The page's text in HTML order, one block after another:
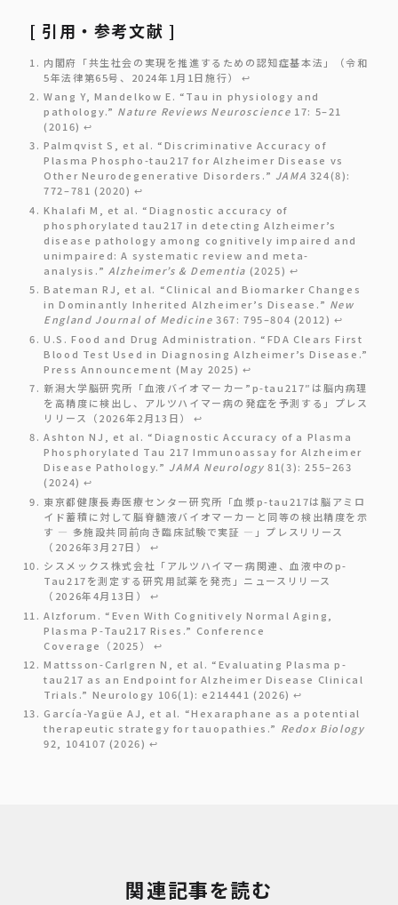
[ 引用・参考文献 ]
内閣府「共生社会の実現を推進するための認知症基本法」（令和
5年法律第65号、2024年1月1日施行）↩︎
Wang Y, Mandelkow E. “Tau in physiology and
pathology.” Nature Reviews Neuroscience 17: 5–21
(2016)↩︎
Palmqvist S, et al. “Discriminative Accuracy of
Plasma Phospho-tau217 for Alzheimer Disease vs
Other Neurodegenerative Disorders.” JAMA 324(8):
772–781 (2020)↩︎
Khalafi M, et al. “Diagnostic accuracy of
phosphorylated tau217 in detecting Alzheimer’s
disease pathology among cognitively impaired and
unimpaired: A systematic review and meta-
analysis.” Alzheimer’s & Dementia (2025) ↩︎
Bateman RJ, et al. “Clinical and Biomarker Changes
in Dominantly Inherited Alzheimer’s Disease.” New
England Journal of Medicine 367: 795–804 (2012)↩︎
U.S. Food and Drug Administration. “FDA Clears First
Blood Test Used in Diagnosing Alzheimer’s Disease.”
Press Announcement (May 2025)↩︎
新潟大学脳研究所「血液バイオマーカー”p-tau217″は脳内病理
を高精度に検出し、アルツハイマー病の発症を予測する」プレス
リリース（2026年2月13日）↩︎
Ashton NJ, et al. “Diagnostic Accuracy of a Plasma
Phosphorylated Tau 217 Immunoassay for Alzheimer
Disease Pathology.” JAMA Neurology 81(3): 255–263
(2024)↩︎
東京都健康長寿医療センター研究所「血漿p-tau217は脳アミロ
イド蓄積に対して脳脊髄液バイオマーカーと同等の検出精度を示
す ― 多施設共同前向き臨床試験で実証 ―」プレスリリース
（2026年3月27日）↩︎
シスメックス株式会社「アルツハイマー病関連、血液中のp-
Tau217を測定する研究用試薬を発売」ニュースリリース
（2026年4月13日）↩︎
Alzforum. “Even With Cognitively Normal Aging,
Plasma P-Tau217 Rises.” Conference
Coverage（2025）↩︎
Mattsson-Carlgren N, et al. “Evaluating Plasma p-
tau217 as an Endpoint for Alzheimer Disease Clinical
Trials.” Neurology 106(1): e214441 (2026)↩︎
García-Yagüe AJ, et al. “Hexaraphane as a potential
therapeutic strategy for tauopathies.” Redox Biology
92, 104107 (2026)↩︎
関連記事を読む